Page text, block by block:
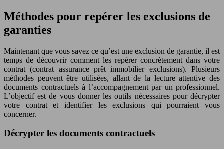
Méthodes pour repérer les exclusions de
garanties
Maintenant que vous savez ce qu’est une exclusion de garantie, il est
temps de découvrir comment les repérer concrètement dans votre
contrat (contrat assurance prêt immobilier exclusions). Plusieurs
méthodes peuvent être utilisées, allant de la lecture attentive des
documents contractuels à l’accompagnement par un professionnel.
L’objectif est de vous donner les outils nécessaires pour décrypter
votre contrat et identifier les exclusions qui pourraient vous
concerner.
Décrypter les documents contractuels